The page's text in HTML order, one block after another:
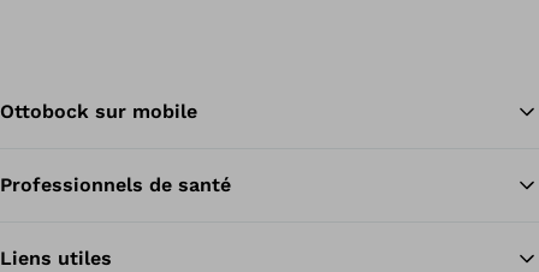
Ottobock sur mobile
Professionnels de santé
Liens utiles